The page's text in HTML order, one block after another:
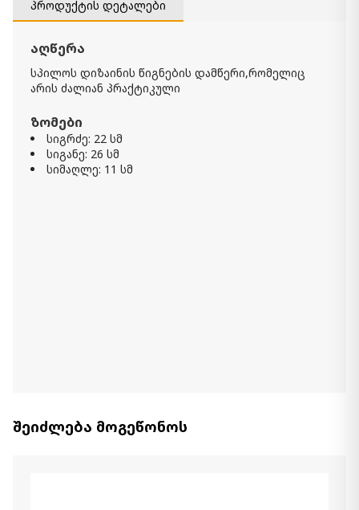
ჭიქა CUP A THE SOMMETS
39.00 ₾
- +
კალათაში დამატება
პროდუქტის დეტალები
აღწერა
სპილოს დიზაინის წიგნების დამწერი,რომელიც
არის ძალიან პრაქტიკული
ზომები
სიგრძე: 22 სმ
სიგანე: 26 სმ
სიმაღლე: 11 სმ
შეიძლება მოგეწონოს